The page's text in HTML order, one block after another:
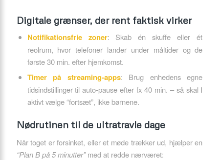
Digitale grænser, der rent faktisk virker
Notifikationsfrie zoner: Skab én skuffe eller ét
reolrum, hvor telefoner lander under måltider og de
første 30 min. efter hjemkomst.
Timer på streaming-apps: Brug enhedens egne
tidsindstillinger til auto-pause efter fx 40 min. – så skal I
aktivt vælge “fortsæt”, ikke børnene.
Nødrutinen til de ultratravle dage
Når toget er forsinket, eller et møde trækker ud, hjælper en
“Plan B på 5 minutter”med at redde nærværet: